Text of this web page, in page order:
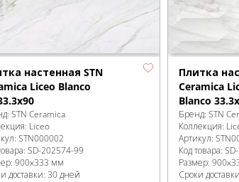
настенная STN
Liceo Blanco
STN Ceramica
Liceo
STN000002
SD-202574-99
900x333 мм
доставки: 30 дней
Плитка
Ceramica
Blanco
Бренд:STN
Коллекция:
Артикул:
Код товара:
Размер:
Сроки